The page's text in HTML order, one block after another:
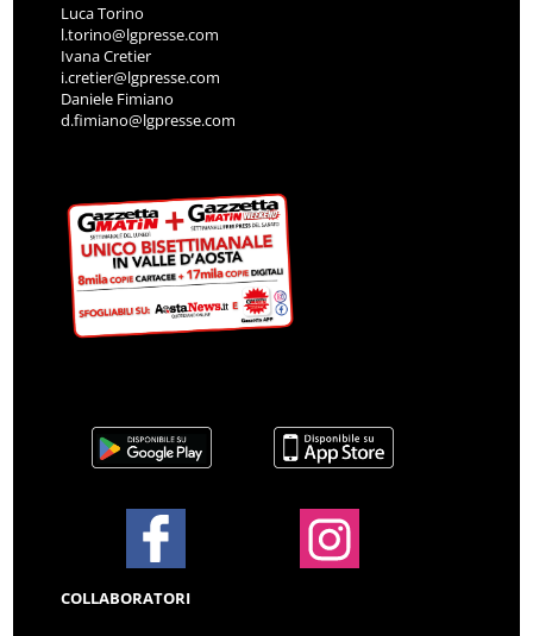
Luca Torino
l.torino@lgpresse.com
Ivana Cretier
i.cretier@lgpresse.com
Daniele Fimiano
d.fimiano@lgpresse.com
COLLABORATORI